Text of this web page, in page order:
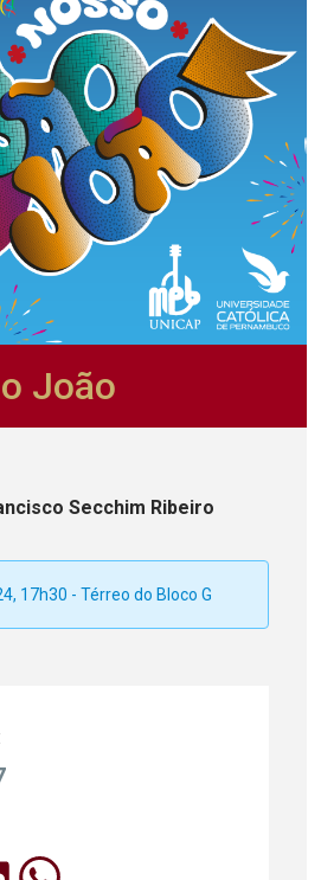
João
Secchim Ribeiro
17h30 - Térreo do Bloco G